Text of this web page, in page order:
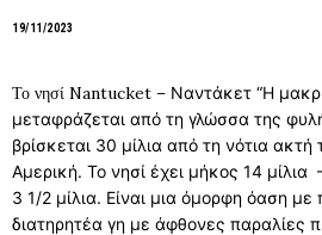
19/11/2023
Το νησί Nantucket – Ναντάκετ “Η
μεταφράζεται από τη γλώσσα της
βρίσκεται 30 μίλια από τη νότια ακτή
Αμερική. Το νησί έχει μήκος 14
3 1/2 μίλια. Είναι μια όμορφη όαση
διατηρητέα γη με άφθονες παραλίες